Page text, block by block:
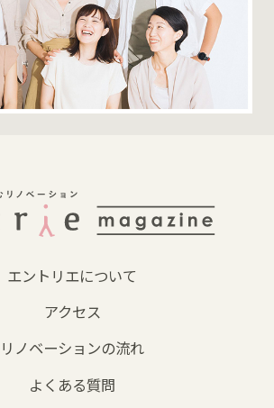
エントリエについて
アクセス
リノベーションの流れ
よくある質問